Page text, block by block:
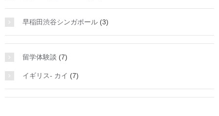
早稲田渋谷シンガポール (3)
留学体験談 (7)
イギリス- カイ (7)